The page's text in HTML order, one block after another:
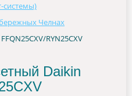
системы)
Челнах
RYN25CXV
Daikin